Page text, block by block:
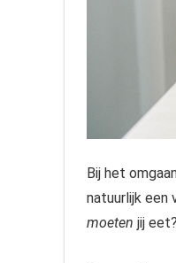
Bij het
natuurlijk een
moeten jij